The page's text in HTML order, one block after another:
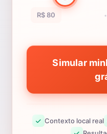
R$ 80
Simular
Contexto local real